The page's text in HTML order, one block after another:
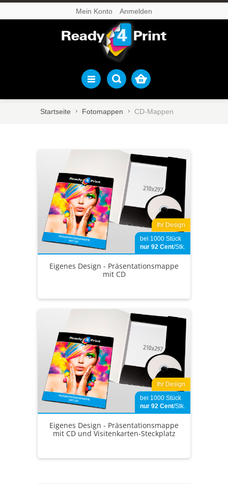
Mein Konto Anmelden
Startseite Fotomappen CD-Mappen
Ihr Design
bei 1000 Stück
nur 92 Cent/Stk.
Eigenes Design - Präsentationsmappe
mit CD
Ihr Design
bei 1000 Stück
nur 92 Cent/Stk.
Eigenes Design - Präsentationsmappe
mit CD und Visitenkarten-Steckplatz